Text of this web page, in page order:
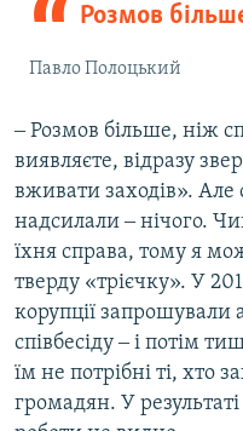
Розмов
Павло Полоцький
‒ Розмов більше, ніж
виявляєте, відразу
вживати заходів».
надсилали ‒ нічого.
їхня справа, тому я
тверду «трієчку». У
корупції
співбесіду ‒ і потім
їм не потрібні ті, хто
громадян. У